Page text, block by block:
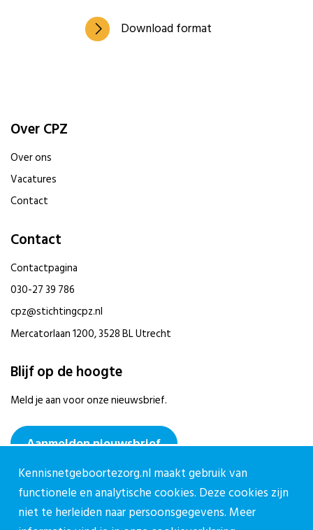
Download format
Over CPZ
Over ons
Vacatures
Contact
Contact
Contactpagina
030-27 39 786
cpz@stichtingcpz.nl
Mercatorlaan 1200, 3528 BL Utrecht
Blijf op de hoogte
Meld je aan voor onze nieuwsbrief.
Aanmelden nieuwsbrief
Kennisnetgeboortezorg.nl maakt gebruik van
functionele en analytische cookies. Deze cookies zijn
niet te herleiden naar persoonsgegevens. Meer